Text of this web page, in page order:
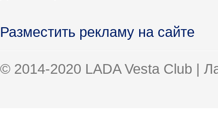
Разместить рекламу на сайте
© 2014-2020 LADA Vesta Club |